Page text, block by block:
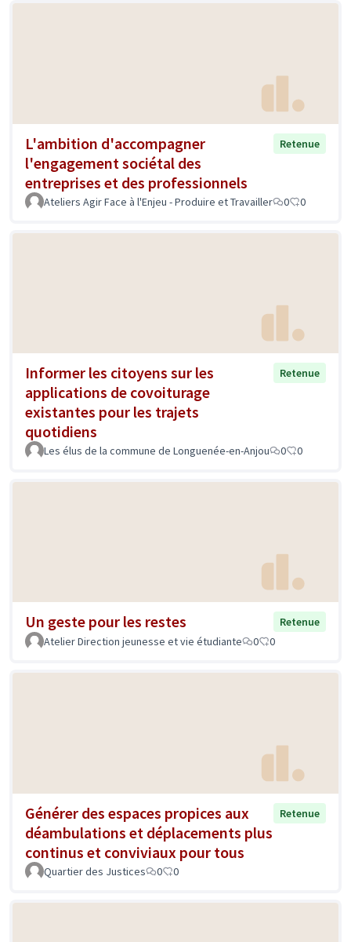
L'ambition d'accompagner
l'engagement sociétal des
entreprises et des professionnels
Retenue
Ateliers Agir Face à l'Enjeu - Produire et Travailler 0 0
Informer les citoyens sur les
applications de covoiturage
existantes pour les trajets
quotidiens
Retenue
Les élus de la commune de Longuenée-en-Anjou 0 0
Un geste pour les restes
Retenue
Atelier Direction jeunesse et vie étudiante
0 0
Générer des espaces propices aux
déambulations et déplacements plus
continus et conviviaux pour tous
Retenue
Quartier des Justices 0 0